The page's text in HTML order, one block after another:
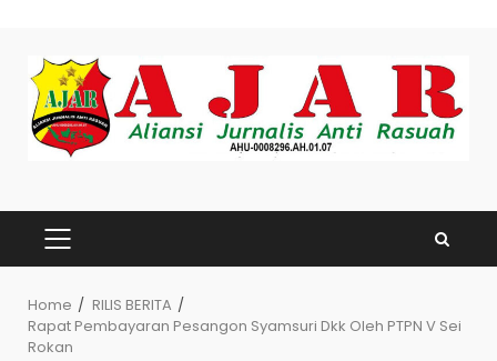
content
PRIMARY
MENU
Home
RILIS BERITA
Rapat Pembayaran Pesangon Syamsuri Dkk Oleh PTPN V Sei
Rokan